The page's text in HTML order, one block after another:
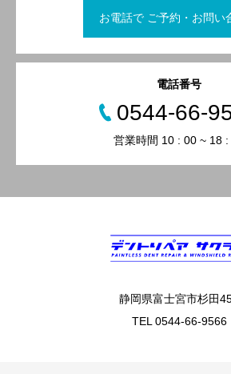
お電話で ご予約・お問い
電話番号
0544-66-
営業時間 10 : 00 ~ 18 :
静岡県富士宮市杉田
TEL 0544-66-9566